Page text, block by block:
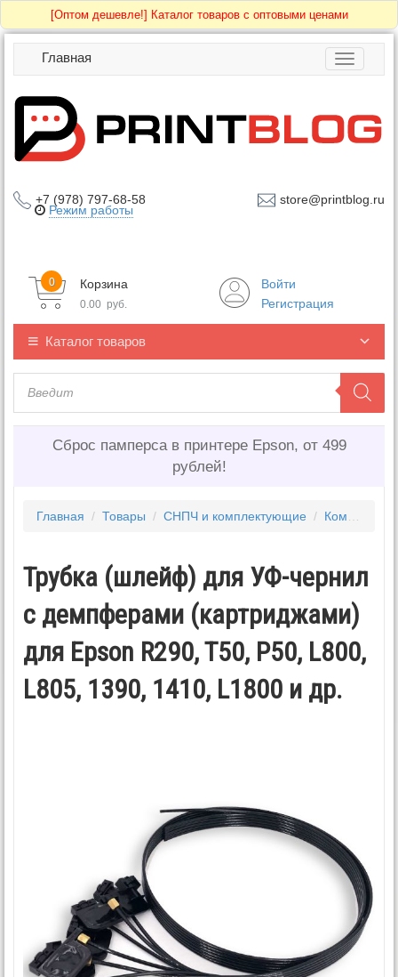
[Оптом дешевле!] Каталог товаров с оптовыми ценами
Toggle
Главная
+7 (978) 797-68-58 store@printblog.ru
Режим работы
Корзина
0
0.00 руб.
Войти
Регистрация
Каталог товаров
Сброс памперса в принтере Epson, от 499
рублей!
Главная / Товары / СНПЧ и комплектующие / Комплектующие для снпч
Трубка (шлейф) для УФ-чернил
с демпферами (картриджами)
для Epson R290, T50, P50, L800,
L805, 1390, 1410, L1800 и др.